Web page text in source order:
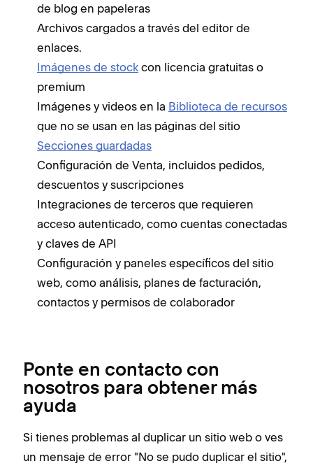
de blog en papeleras
Archivos cargados a través del editor de
enlaces.
Imágenes de stock con licencia gratuitas o
premium
Imágenes y videos en la Biblioteca de recursos
que no se usan en las páginas del sitio
Secciones guardadas
Configuración de Venta, incluidos pedidos,
descuentos y suscripciones
Integraciones de terceros que requieren
acceso autenticado, como cuentas conectadas
y claves de API
Configuración y paneles específicos del sitio
web, como análisis, planes de facturación,
contactos y permisos de colaborador
Ponte en contacto con
nosotros para obtener más
ayuda
Si tienes problemas al duplicar un sitio web o ves
un mensaje de error "No se pudo duplicar el sitio",